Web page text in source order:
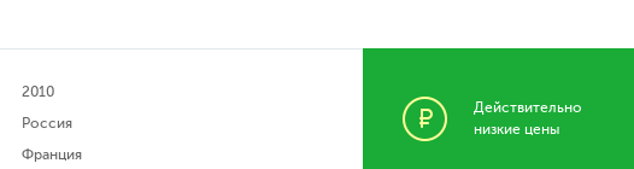
2010
Россия
Франция
Действительно
низкие цены